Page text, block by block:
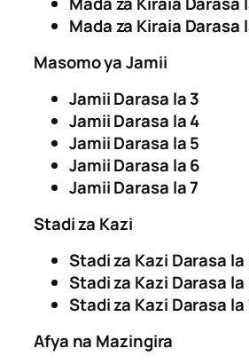
Mada za Kiraia Darasa
Masomo ya Jamii
Jamii Darasa la 3
Jamii Darasa la 4
Jamii Darasa la 5
Jamii Darasa la 6
Jamii Darasa la 7
Stadi za Kazi
Stadi za Kazi Darasa la
Stadi za Kazi Darasa la
Stadi za Kazi Darasa la
Afya na Mazingira